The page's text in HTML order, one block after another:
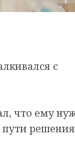
с
что ему
пути решения